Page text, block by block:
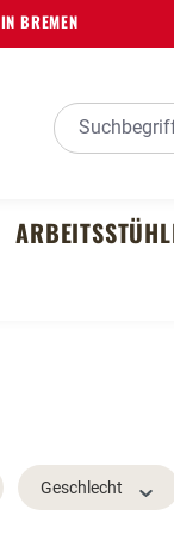
BREMEN
Geschlecht